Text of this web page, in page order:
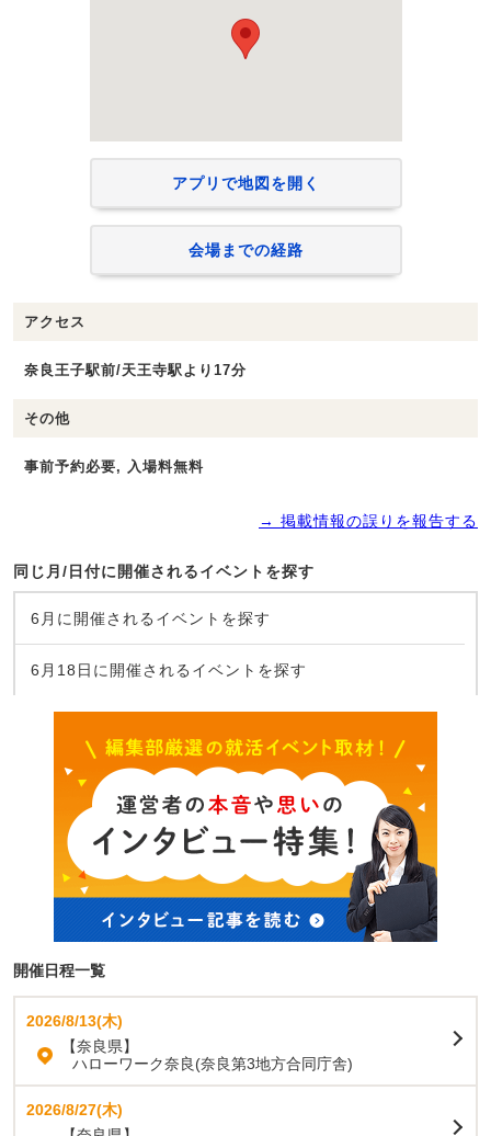
アプリで地図を開く
会場までの経路
アクセス
奈良王子駅前/天王寺駅より17分
その他
事前予約必要, 入場料無料
→ 掲載情報の誤りを報告する
同じ月/日付に開催されるイベントを探す
6月に開催されるイベントを探す
6月18日に開催されるイベントを探す
開催日程一覧
2026/8/13(木)
【奈良県】
ハローワーク奈良(奈良第3地方合同庁舎)
2026/8/27(木)